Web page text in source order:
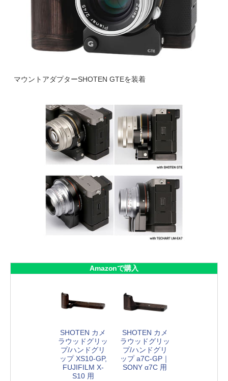
マウントアダプターSHOTEN GTEを装着
Amazonで購入
SHOTEN カメ
ラウッドグリッ
プ/ハンドグリ
ップ XS10-GP,
FUJIFILM X-
S10 用
SHOTEN カメ
ラウッドグリッ
プ/ハンドグリ
ップ a7C-GP｜
SONY α7C 用